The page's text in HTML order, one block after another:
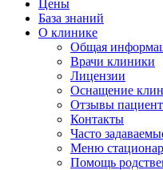
Цены
База знаний
О клинике
Общая
Врачи клиники
Лицензии
Оснащение
Отзывы
Контакты
Часто
Меню
Помощь